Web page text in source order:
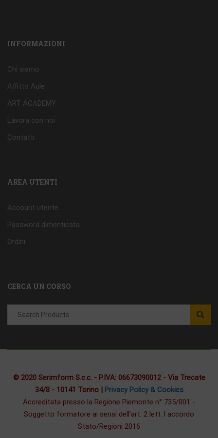
INFORMAZIONI
Chi siamo
Affitto Aule
ART ACADEMY
Lavora con noi
Contatti
AREA UTENTI
Account utente
Password dimenticata
Ordini
CERCA UN CORSO
© 2020 Serimform S.c.c. - P.IVA: 06673090012 - Via Trecate
34/8 - 10141 Torino | Privacy Policy & Cookies
Accreditata presso la Regione Piemonte n° 735/001 -
Soggetto formatore ai sensi dell'art. 2 lett. l accordo
Stato/Regioni 2016